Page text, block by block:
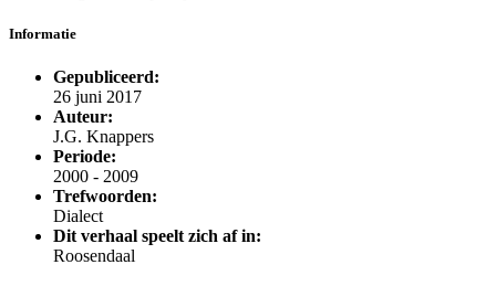
Informatie
Gepubliceerd:
26 juni 2017
Auteur:
J.G. Knappers
Periode:
2000 - 2009
Trefwoorden:
Dialect
Dit verhaal speelt zich af in:
Roosendaal